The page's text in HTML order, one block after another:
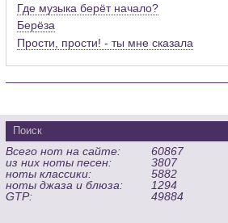
Где музыка берёт начало?
Берёза
Прости, прости! - ты мне сказала
Всего нот на сайте:
60867
из них ноты песен:
3807
ноты классики:
5882
ноты джаза и блюза:
1294
GTP:
49884